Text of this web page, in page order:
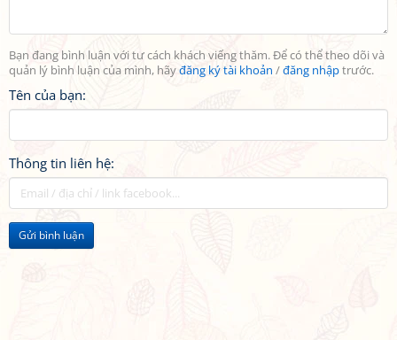
Bạn đang bình luận với tư cách khách viếng thăm. Để có thể theo dõi và
quản lý bình luận của mình, hãyđăng ký tài khoản /đăng nhậptrước.
Tên của bạn:
Thông tin liên hệ:
Gửi bình luận